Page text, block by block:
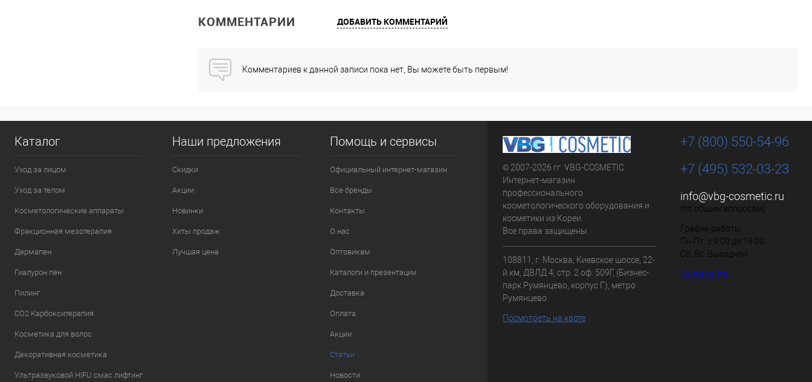
Купить
КОММЕНТАРИИ ДОБАВИТЬ КОММЕНТАРИЙ
Комментариев к данной записи пока нет, Вы можете быть первым!
Каталог
Уход за лицом
Уход за телом
Косметологические аппараты
Фракционная мезотерапия
Дермапен
Гиалурон пен
Пилинг
CO2 Карбокситерапия
Косметика для волос
Декоративная косметика
Ультразвуковой HIFU смас лифтинг
Наши предложения
Скидки
Акции
Новинки
Хиты продаж
Лучшая цена
Помощь и сервисы
Официальный интернет-магазин
Все бренды
Контакты
О нас
Оптовикам
Каталоги и презентации
Доставка
Оплата
Акции
Статьи
Новости
© 2007-2026 гг. VBG-COSMETIC
Интернет-магазин
профессионального
косметологического оборудования и
косметики из Кореи.
Все права защищены.
108811, г. Москва, Киевское шоссе, 22-
й км, ДВЛД 4, стр. 2 оф: 509Г, (Бизнес-
парк Румянцево, корпус Г), метро
Румянцево
Посмотреть на карте
+7 (800) 550-54-96
+7 (495) 532-03-23
info@vbg-cosmetic.ru
(по общим вопросам)
График работы
Пн-Пт: с 9:00 до 18:00
Сб, Вс: Выходной
Карта сайта